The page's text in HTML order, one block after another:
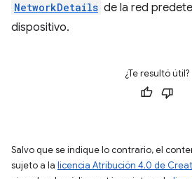
NetworkDetails de la red
dispositivo.
¿Te resultó útil?
Salvo que se indique lo contrario, el
sujeto a la licencia Atribución 4.0 de